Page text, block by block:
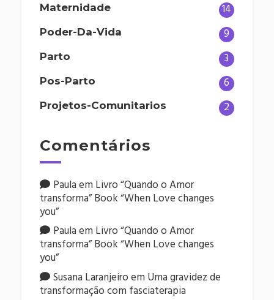
Maternidade 14
Poder-Da-Vida 9
Parto 3
Pos-Parto 6
Projetos-Comunitarios 2
Comentários
Paulaem Livro “Quando o Amor
transforma” Book “When Love changes
you”
Paulaem Livro “Quando o Amor
transforma” Book “When Love changes
you”
Susana Laranjeiroem Uma gravidez de
transformação com fasciaterapia